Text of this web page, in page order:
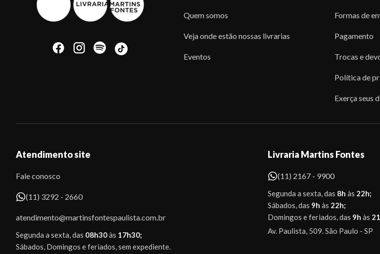
Quem somos
Veja onde estão nossas livrarias
Eventos
Formas de
Pagamento
Trocas e
Política de
Exerça seus
Atendimento site
Fale conosco
(11) 3292 - 2660
atendimento@martinsfontespaulista.com.br
Segunda a sexta, das 08h30às 17h30;
Sábados, Domingos e feriados, sem expediente.
Livraria Martins Fontes
(11) 2167 - 9900
Segunda a sexta, das 8h às 22h;
Sábados, das 9h às 22h;
Domingos e feriados, das 9h às
Av. Paulista, 509. São Paulo - SP